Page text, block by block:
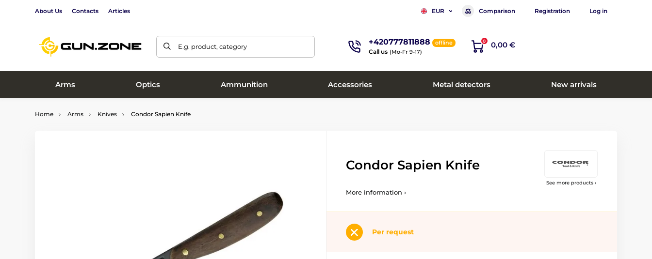
About Us Contacts Articles EUR Comparison Registration Log in
E.g. product, category +420777811888 offline
Call us (Mo-Fr 9-17)
0 0,00 €
Arms Optics Ammunition Accessories Metal detectors New arrivals
Home Arms Knives Condor Sapien Knife
See more products ›
Condor Sapien Knife
More information ›
Per request